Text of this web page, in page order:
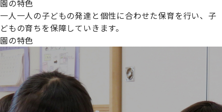
園の特色
一人一人の子どもの発達と個性に合わせた保育を行い、子
どもの育ちを保障していきます。
園の特色